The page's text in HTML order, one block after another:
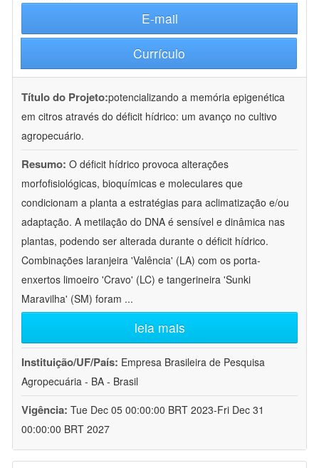
E-mail
Currículo
Título do Projeto:potencializando a memória epigenética
em citros através do déficit hídrico: um avanço no cultivo
agropecuário.
Resumo: O déficit hídrico provoca alterações
morfofisiológicas, bioquímicas e moleculares que
condicionam a planta a estratégias para aclimatização e/ou
adaptação. A metilação do DNA é sensível e dinâmica nas
plantas, podendo ser alterada durante o déficit hídrico.
Combinações laranjeira 'Valência' (LA) com os porta-
enxertos limoeiro 'Cravo' (LC) e tangerineira 'Sunki
Maravilha' (SM) foram ...
leia mais
Instituição/UF/País: Empresa Brasileira de Pesquisa
Agropecuária - BA - Brasil
Vigência: Tue Dec 05 00:00:00 BRT 2023-Fri Dec 31
00:00:00 BRT 2027